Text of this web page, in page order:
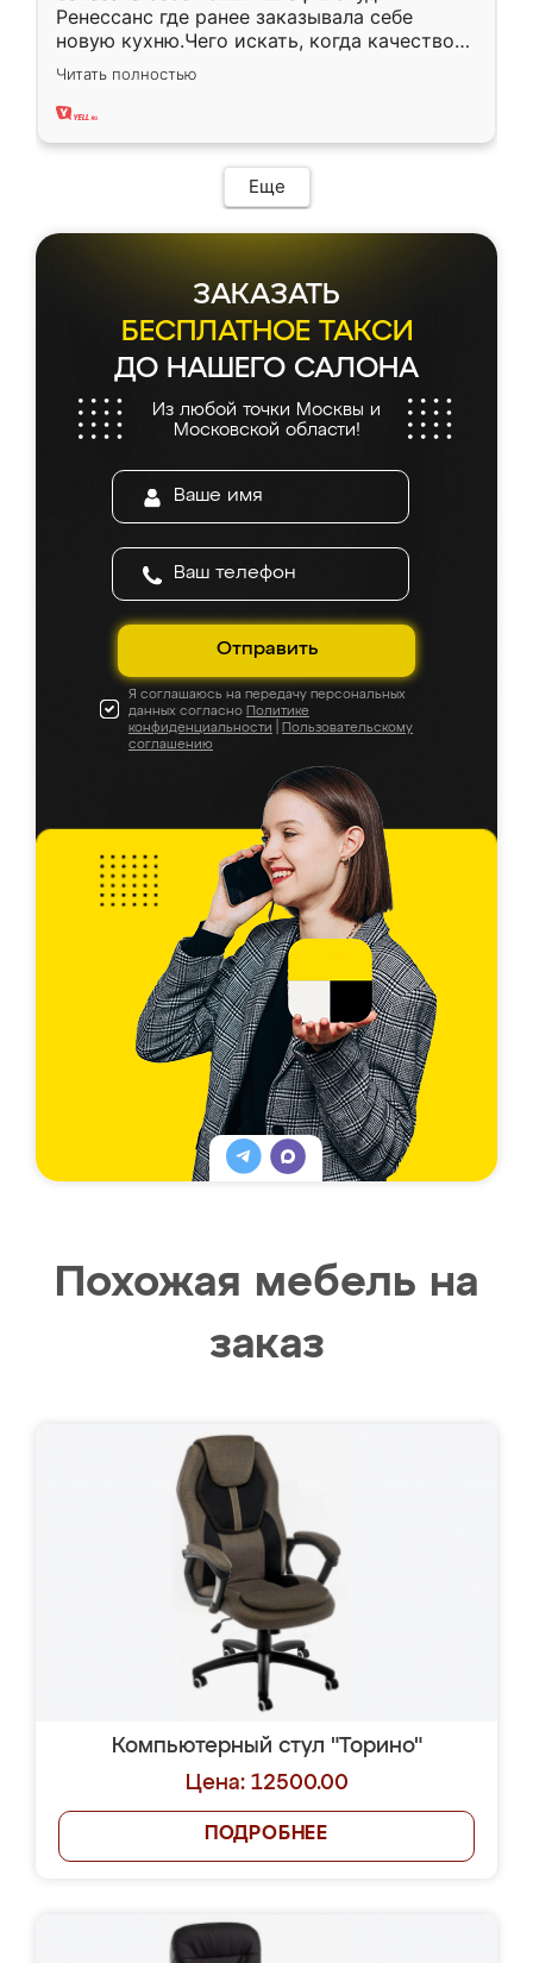
Ренессанс где ранее заказывала себе
новую кухню.Чего искать, когда качеством
вполне довольна. Служит кухня уже почти
два года, нареканий нет.
Читать полностью
Еще
ЗАКАЗАТЬ
БЕСПЛАТНОЕ ТАКСИ
ДО НАШЕГО САЛОНА
Из любой точки Москвы и
Московской области!
Отправить
Я соглашаюсь на передачу персональных
данных согласно Политике
конфиденциальности
Пользовательскому
соглашению
Похожая мебель на
заказ
Компьютерный стул "Торино"
Цена: 12500.00
ПОДРОБНЕЕ